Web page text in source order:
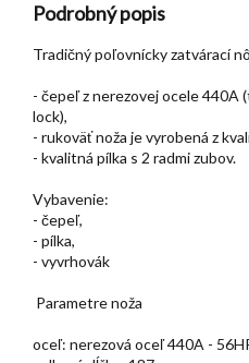
Podrobný popis
Tradičný poľovnícky zatvárací
- čepeľ z nerezovej ocele 440A
lock),
- rukoväť noža je vyrobená z
- kvalitná pílka s 2 radmi zubov.
Vybavenie:
- čepeľ,
- pílka,
- vyvrhovák
Parametre noža
oceľ: nerezová oceľ 440A -